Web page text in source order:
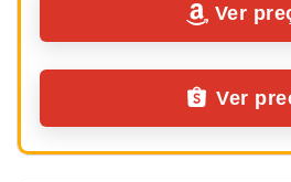
Ver
Ver